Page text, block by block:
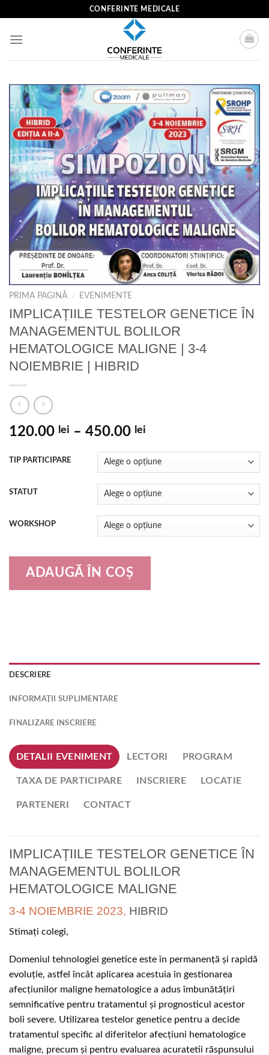
content
CONFERINTE MEDICALE
PRIMA PAGINĂ / EVENIMENTE
IMPLICAȚIILE TESTELOR GENETICE ÎN
MANAGEMENTUL BOLILOR
HEMATOLOGICE MALIGNE | 3-4
NOIEMBRIE | HIBRID
120.00 lei – 450.00 lei
TIP PARTICIPARE
STATUT
WORKSHOP
ADAUGĂ ÎN COȘ
DESCRIERE
INFORMAȚII SUPLIMENTARE
FINALIZARE INSCRIERE
DETALII EVENIMENT LECTORI PROGRAM
TAXA DE PARTICIPARE INSCRIERE LOCATIE
PARTENERI CONTACT
IMPLICAȚIILE TESTELOR GENETICE ÎN
MANAGEMENTUL BOLILOR
HEMATOLOGICE MALIGNE
3-4 NOIEMBRIE 2023, HIBRID
Stimați colegi,
Domeniul tehnologiei genetice este în permanență și rapidă
evoluție, astfel încât aplicarea acestuia în gestionarea
afecțiunilor maligne hematologice a adus îmbunătățiri
semnificative pentru tratamentul și prognosticul acestor
boli severe. Utilizarea testelor genetice pentru a decide
tratamentul specific al diferitelor afecțiuni hematologice
maligne, precum și pentru evaluarea acuratetii răspunsului